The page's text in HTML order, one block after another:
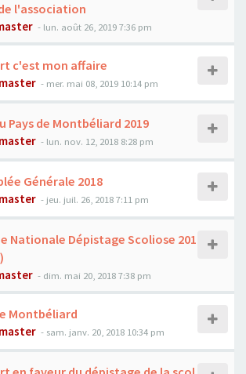
l'association
- lun. août 26, 2019 7:36 pm
c'est mon affaire
- mer. mai 08, 2019 10:14 pm
Pays de Montbéliard 2019
- lun. nov. 12, 2018 8:28 pm
Générale 2018
- jeu. juil. 26, 2018 7:11 pm
Nationale Dépistage Scoliose 201
- dim. mai 20, 2018 7:38 pm
Montbéliard
- sam. janv. 20, 2018 10:34 pm